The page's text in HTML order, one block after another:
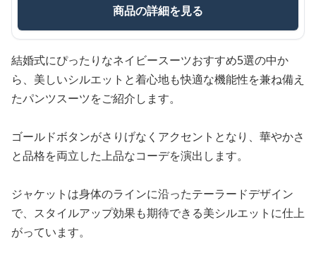
商品の詳細を見る
結婚式にぴったりなネイビースーツおすすめ5選の中か
ら、美しいシルエットと着心地も快適な機能性を兼ね備え
たパンツスーツをご紹介します。
ゴールドボタンがさりげなくアクセントとなり、華やかさ
と品格を両立した上品なコーデを演出します。
ジャケットは身体のラインに沿ったテーラードデザイン
で、スタイルアップ効果も期待できる美シルエットに仕上
がっています。